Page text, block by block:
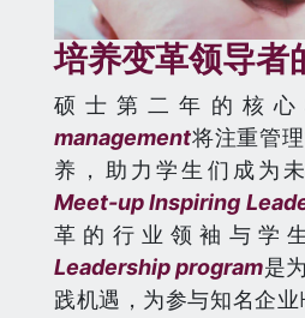
培养变革领导者
硕士第二年的核心
management将注重管
养，助力学生们成为
Meet-up Inspiring
革的行业领袖与学
Leadership program是
践机遇，为参与知名企